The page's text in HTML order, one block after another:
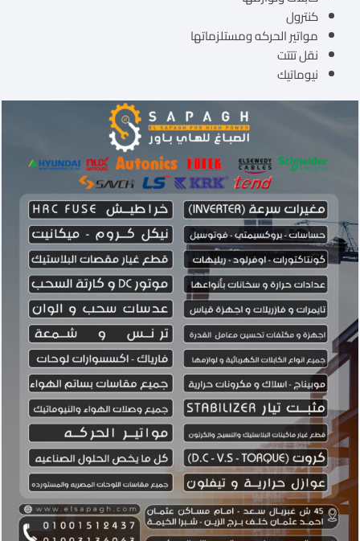
كنترول
مواتير الحركه ومستلزماتها
نقل تتتت
نيوماتيك